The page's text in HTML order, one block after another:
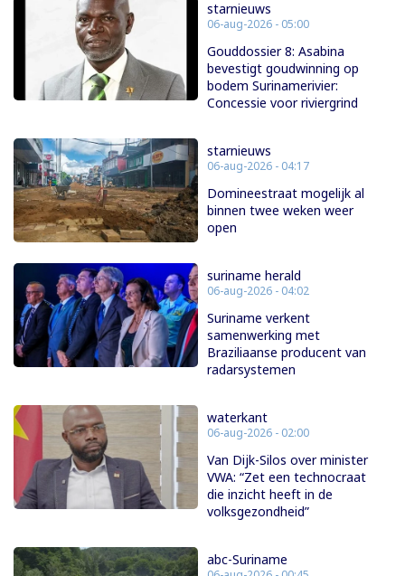
starnieuws
06-aug-2026 - 05:00
Gouddossier 8: Asabina
bevestigt goudwinning op
bodem Surinamerivier:
Concessie voor riviergrind
starnieuws
06-aug-2026 - 04:17
Domineestraat mogelijk al
binnen twee weken weer
open
suriname herald
06-aug-2026 - 04:02
Suriname verkent
samenwerking met
Braziliaanse producent van
radarsystemen
waterkant
06-aug-2026 - 02:00
Van Dijk-Silos over minister
VWA: “Zet een technocraat
die inzicht heeft in de
volksgezondheid”
abc-Suriname